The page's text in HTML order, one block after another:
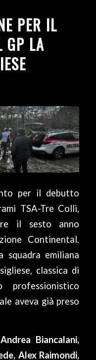
PER IL
GP LA
per il debutto
TSA-Tre Colli,
il sesto anno
Continental.
squadra emiliana
classica di
professionistico
aveva già preso
Andrea Biancalani,
Alex Raimondi,